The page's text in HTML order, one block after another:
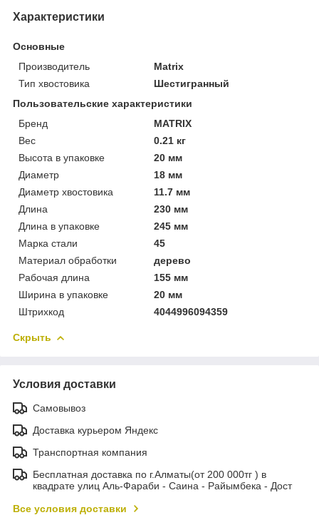
Характеристики
Основные
Производитель
Matrix
Тип хвостовика
Шестигранный
Пользовательские характеристики
Бренд
MATRIX
Вес
0.21 кг
Высота в упаковке
20 мм
Диаметр
18 мм
Диаметр хвостовика
11.7 мм
Длина
230 мм
Длина в упаковке
245 мм
Марка стали
45
Материал обработки
дерево
Рабочая длина
155 мм
Ширина в упаковке
20 мм
Штрихкод
4044996094359
Скрыть
Условия доставки
Самовывоз
Доставка курьером Яндекс
Транспортная компания
Бесплатная доставка по г.Алматы(от 200 000тг ) в
квадрате улиц Аль-Фараби - Саина - Райымбека - Дост
Все условия доставки